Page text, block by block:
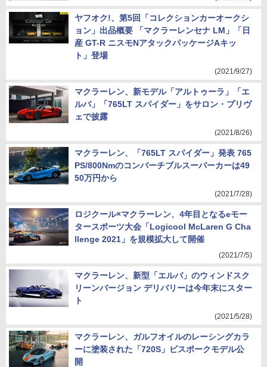
ヤフオク!、第5回「コレクションカーオークシ
ョン」出品概要 「マクラーレンセナ LM」「日
産 GT-R ニスモNアタックパッケージAキッ
ト」登場
(2021/9/27)
マクラーレン、新モデル「アルトゥーラ」「エ
ルバ」「765LT スパイダー」をサロン・プリヴ
ェで披露
(2021/8/26)
マクラーレン、「765LT スパイダー」発表 765
PS/800Nmのコンバーチブルスーパーカーは49
50万円から
(2021/7/28)
ロジクール×マクラーレン、4年目となるeモー
タースポーツ大会「Logicool McLaren G Cha
llenge 2021」を規模拡大して開催
(2021/7/5)
マクラーレン、新型「エルバ」のウィンドスク
リーンバージョン デリバリーは今年末にスター
ト
(2021/5/28)
マクラーレン、ガルフオイルのレーシングカラ
ーに塗装された「720S」ビスポークモデル公
開